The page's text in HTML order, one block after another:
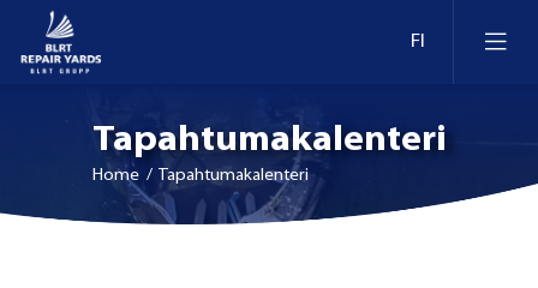
Tapahtumakalenteri
Home/ Tapahtumakalenteri